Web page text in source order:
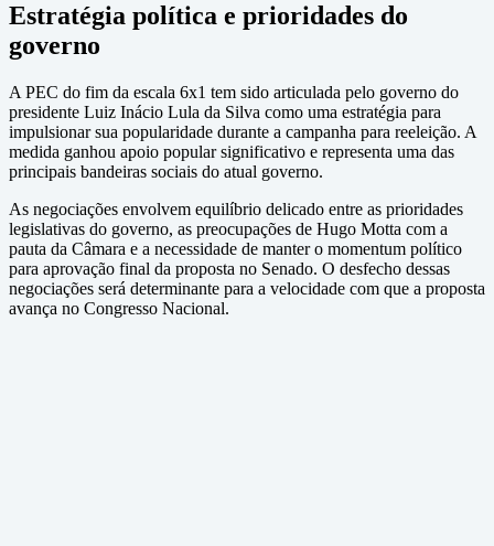
Estratégia política e prioridades do
governo
A PEC do fim da escala 6x1 tem sido articulada pelo governo do
presidente Luiz Inácio Lula da Silva como uma estratégia para
impulsionar sua popularidade durante a campanha para reeleição. A
medida ganhou apoio popular significativo e representa uma das
principais bandeiras sociais do atual governo.
As negociações envolvem equilíbrio delicado entre as prioridades
legislativas do governo, as preocupações de Hugo Motta com a
pauta da Câmara e a necessidade de manter o momentum político
para aprovação final da proposta no Senado. O desfecho dessas
negociações será determinante para a velocidade com que a proposta
avança no Congresso Nacional.